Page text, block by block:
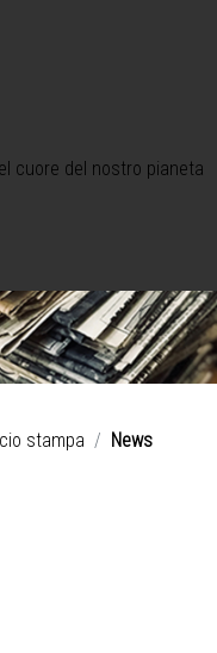
cuore del nostro pianeta
stampa
News